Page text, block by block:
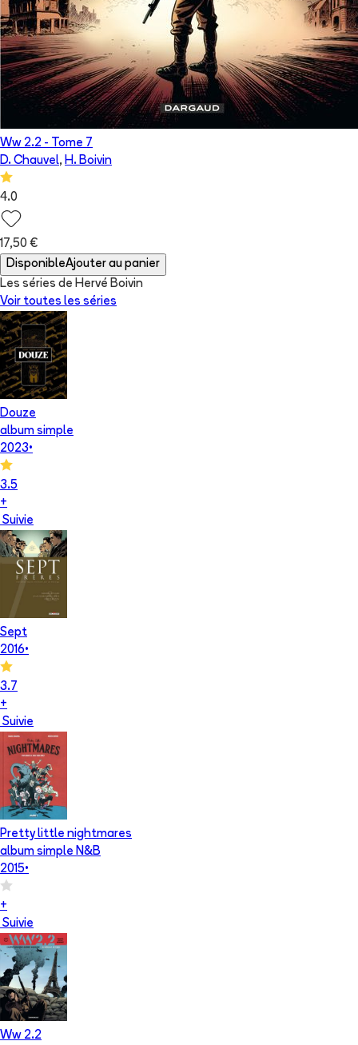
Ww 2.2 - Tome 7
D. Chauvel, H. Boivin
4.0
17,50 €
DisponibleAjouter au panier
Les séries de Hervé Boivin
Voir toutes les séries
Douze
album simple
2023•
3.5
+
Suivie
Sept
2016•
3.7
+
Suivie
Pretty little nightmares
album simple N&B
2015•
+
Suivie
Ww 2.2